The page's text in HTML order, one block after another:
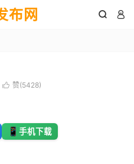
布网  
 赞(5428)
📱 手机下载